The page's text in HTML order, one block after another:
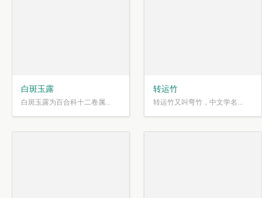
白斑玉露
白斑玉露为百合科十二卷属...
转运竹
转运竹又叫弯竹，中文学名...